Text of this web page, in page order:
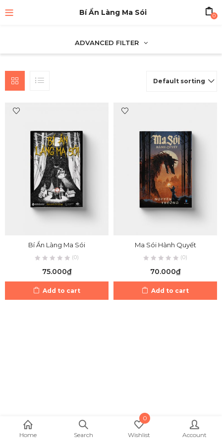
Bí Ẩn Làng Ma Sói 0
Home Search
0
Wishlist Account
ADVANCED FILTER
Default sorting
Bí Ẩn Làng Ma Sói
(0)
75.000₫
Add to cart
Ma Sói Hành Quyết
(0)
70.000₫
Add to cart